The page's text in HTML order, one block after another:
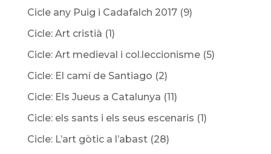
Cicle any Puig i Cadafalch 2017(9)
Cicle: Art cristià (1)
Cicle: Art medieval i col.leccionisme(5)
Cicle: El camí de Santiago (2)
Cicle: Els Jueus a Catalunya (11)
Cicle: els sants i els seus escenaris (1)
Cicle: L’art gòtic a l’abast(28)